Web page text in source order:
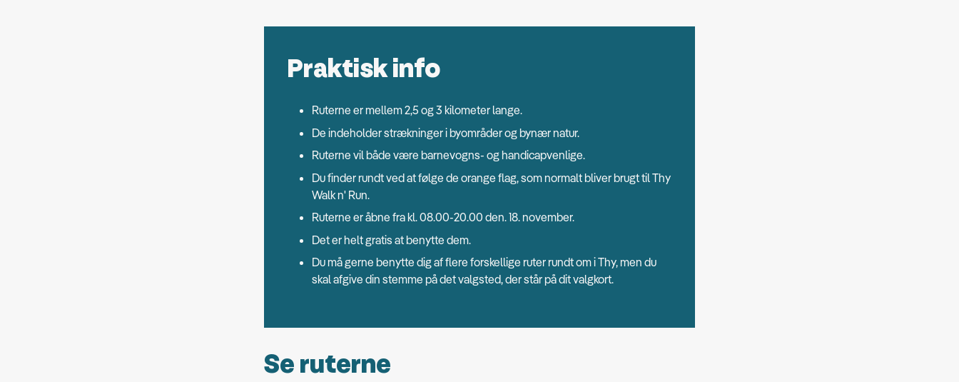
Praktisk info
Ruterne er mellem 2,5 og 3 kilometer lange.
De indeholder strækninger i byområder og bynær natur.
Ruterne vil både være barnevogns- og handicapvenlige.
Du finder rundt ved at følge de orange flag, som normalt bliver brugt til Thy
Walk n' Run.
Ruterne er åbne fra kl. 08.00-20.00 den. 18. november.
Det er helt gratis at benytte dem.
Du må gerne benytte dig af flere forskellige ruter rundt om i Thy, men du
skal afgive din stemme på det valgsted, der står på dit valgkort.
Se ruterne